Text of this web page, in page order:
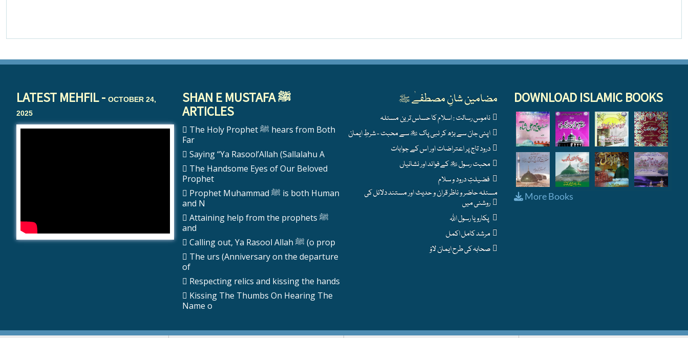
LATEST MEHFIL - OCTOBER 24,
2025
SHAN E MUSTAFA ﷺ
ARTICLES
The Holy Prophet ﷺ hears from Both
Far
Saying “Ya Rasool’Allah (Sallalahu A
The Handsome Eyes of Our Beloved
Prophet
Prophet Muhammad ﷺ is both Human
and N
Attaining help from the prophets ﷺ
and
Calling out, Ya Rasool Allah ﷺ (o prop
The urs (Anniversary on the departure
of
Respecting relics and kissing the hands
Kissing The Thumbs On Hearing The
Name o
مضامین شانِ مصطفےٰ ﷺ
مسئلہ حاضر و ناظر قران و حدیث اور مستند دلائل کی
DOWNLOAD ISLAMIC BOOKS
More Books